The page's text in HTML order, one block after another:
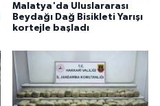
Malatya'da Uluslararası
Beydağı Dağ Bisikleti Yarışı
kortejle başladı